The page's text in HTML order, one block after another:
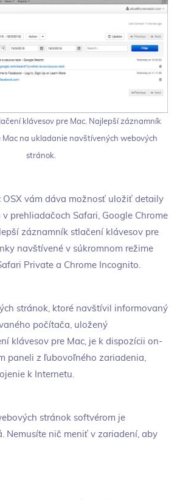
klávesov pre Mac. Najlepší záznamník
Mac na ukladanie navštívených webových
stránok.
OSX vám dáva možnosť uložiť detaily
prehliadačoch Safari, Google Chrome
záznamník stlačení klávesov pre
navštívené v súkromnom režime
Private a Chrome Incognito.
stránok, ktoré navštívil informovaný
počítača, uložený
klávesov pre Mac, je k dispozícii on-
paneli z ľubovoľného zariadenia,
k Internetu.
stránok softvérom je
Nemusíte nič meniť v zariadení, aby